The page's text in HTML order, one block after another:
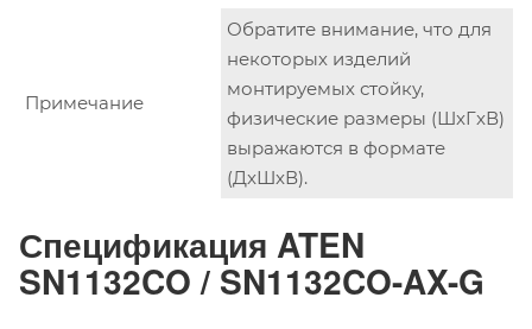
Примечание
Обратите внимание, что для
некоторых изделий
монтируемых стойку,
физические размеры (ШxГxВ)
выражаются в формате
(ДxШxВ).
Спецификация ATEN
SN1132CO / SN1132CO-AX-G